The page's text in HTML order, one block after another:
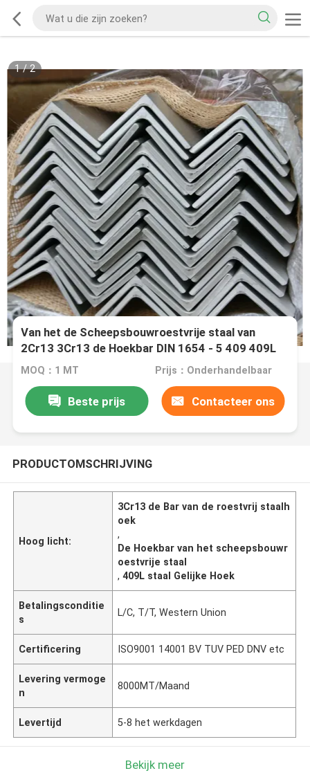
1/2
Van het de Scheepsbouwroestvrije staal van
2Cr13 3Cr13 de Hoekbar DIN 1654 - 5 409 409L
A484
MOQ：1 MT Prijs：Onderhandelbaar
Beste prijs Contacteer ons
PRODUCTOMSCHRIJVING
Hoog licht:
3Cr13 de Bar van de roestvrij staalh
oek
,
De Hoekbar van het scheepsbouwr
oestvrije staal
,409L staal Gelijke Hoek
Betalingsconditie
s
L/C, T/T, Western Union
Certificering ISO9001 14001 BV TUV PED DNV etc
Levering vermoge
n
8000MT/Maand
Levertijd 5-8 het werkdagen
Bekijk meer